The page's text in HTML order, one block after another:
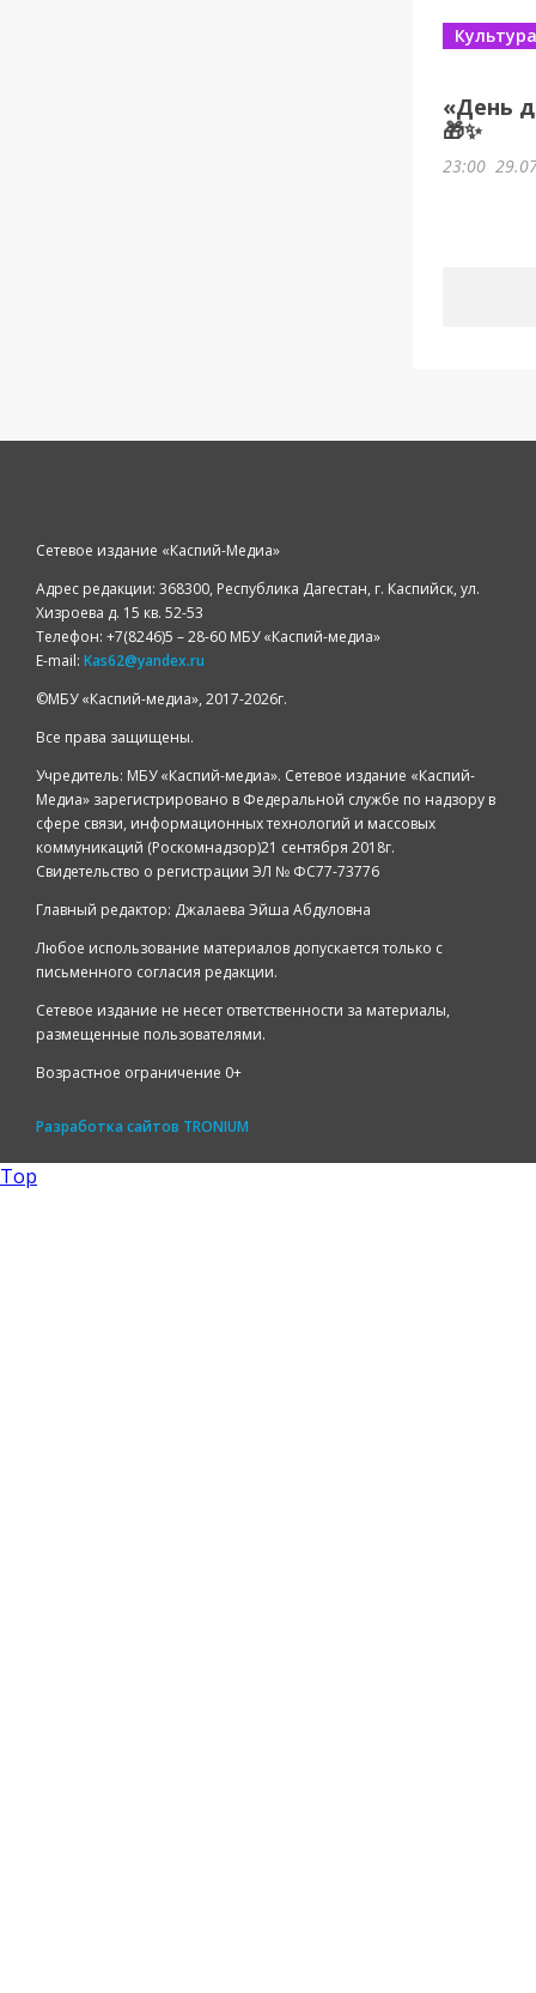
«День
🎁✨
Культура
23:00
Сетевое издание «Каспий-Медиа»
Адрес редакции: 368300, Республика Дагестан, г. Каспийск, ул.
Хизроева д. 15 кв. 52-53
Телефон: +7(8246)5 – 28-60 МБУ «Каспий-медиа»
E-mail: Kas62@yandex.ru
©️МБУ «Каспий-медиа», 2017-2026г.
Все права защищены.
Учредитель: МБУ «Каспий-медиа». Сетевое издание «Каспий-
Медиа» зарегистрировано в Федеральной службе по надзору в
сфере связи, информационных технологий и массовых
коммуникаций (Роскомнадзор)21 сентября 2018г.
Свидетельство о регистрации ЭЛ № ФС77-73776
Главный редактор: Джалаева Эйша Абдуловна
Любое использование материалов допускается только с
письменного согласия редакции.
Сетевое издание не несет ответственности за материалы,
размещенные пользователями.
Возрастное ограничение 0+
Разработка сайтов TRONIUM
Top